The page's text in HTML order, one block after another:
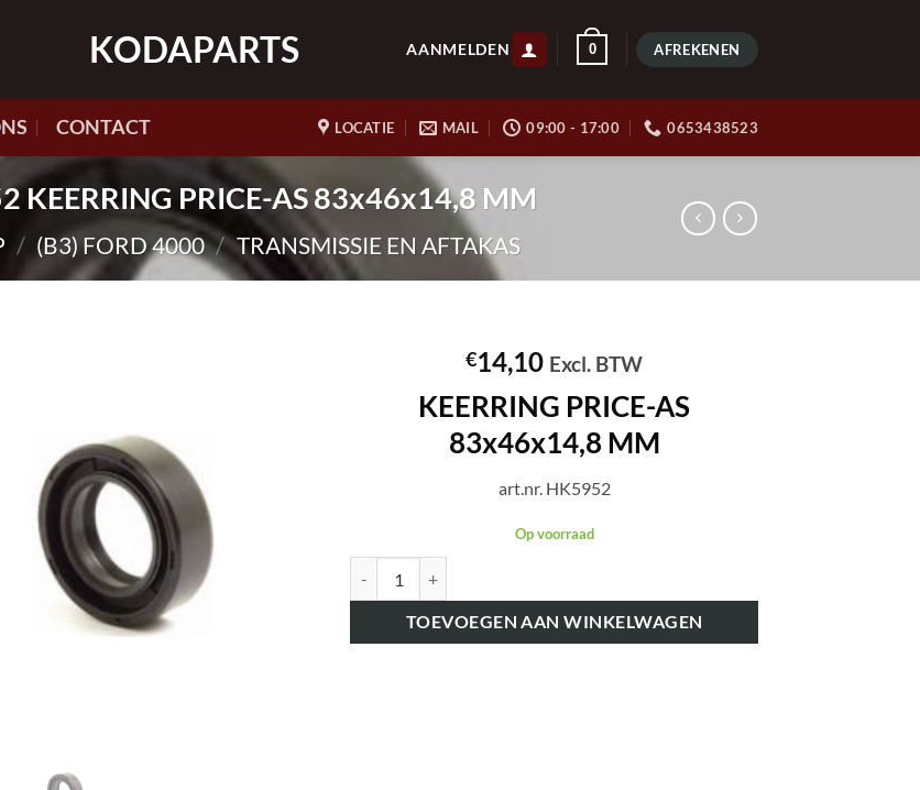
KODAPARTS AANMELDEN 0 AFREKENEN
CONTACT LOCATIE MAIL 09:00 - 17:00 0653438523
KEERRING PRICE-AS 83x46x14,8 MM
/ (B3) FORD 4000 / TRANSMISSIE EN AFTAKAS
€14,10 Excl. BTW
KEERRING PRICE-AS
83x46x14,8 MM
art.nr. HK5952
Op voorraad
TOEVOEGEN AAN WINKELWAGEN